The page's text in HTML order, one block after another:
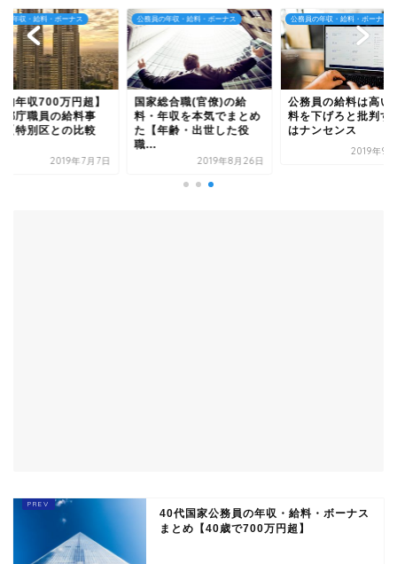
の年収・給料・ボーナス
均年収700万円超】
都庁職員の給料事
【特別区との比較
2019年7月7日
公務員の年収・給料・ボーナス
国家総合職(官僚)の給
料・年収を本気でまとめ
た【年齢・出世した役
職...
2019年8月26日
公務員の年収・給料・ボーナス
公務員の給料は高い
料を下げろと批判す
はナンセンス
2019年9
40代国家公務員の年収・給料・ボーナス
まとめ【40歳で700万円超】